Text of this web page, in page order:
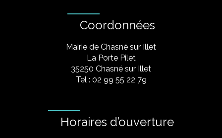
Coordonnées
Mairie de Chasné sur Illet
La Porte Pilet
35250 Chasné sur Illet
Tel : 02 99 55 22 79
Horaires d’ouverture